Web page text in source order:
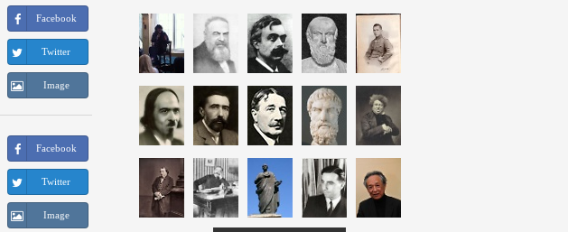
Facebook
Twitter
Image
Facebook
Twitter
Image